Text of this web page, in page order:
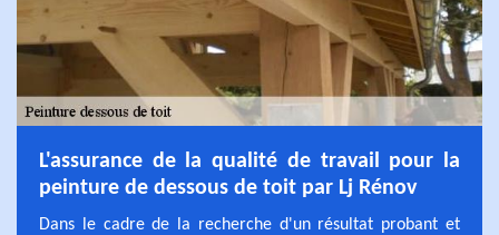
L'assurance de la qualité de travail pour la
peinture de dessous de toit par Lj Rénov
Dans le cadre de la recherche d'un résultat probant et